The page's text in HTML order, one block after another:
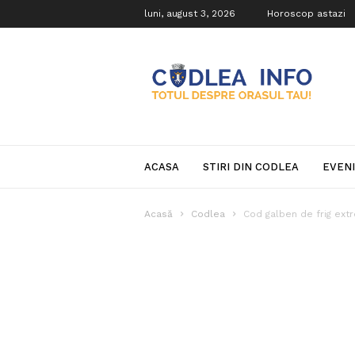
luni, august 3, 2026 Horoscop astazi
Info
ACASA STIRI DIN CODLEA
Acasă Codlea Cod galben de frig